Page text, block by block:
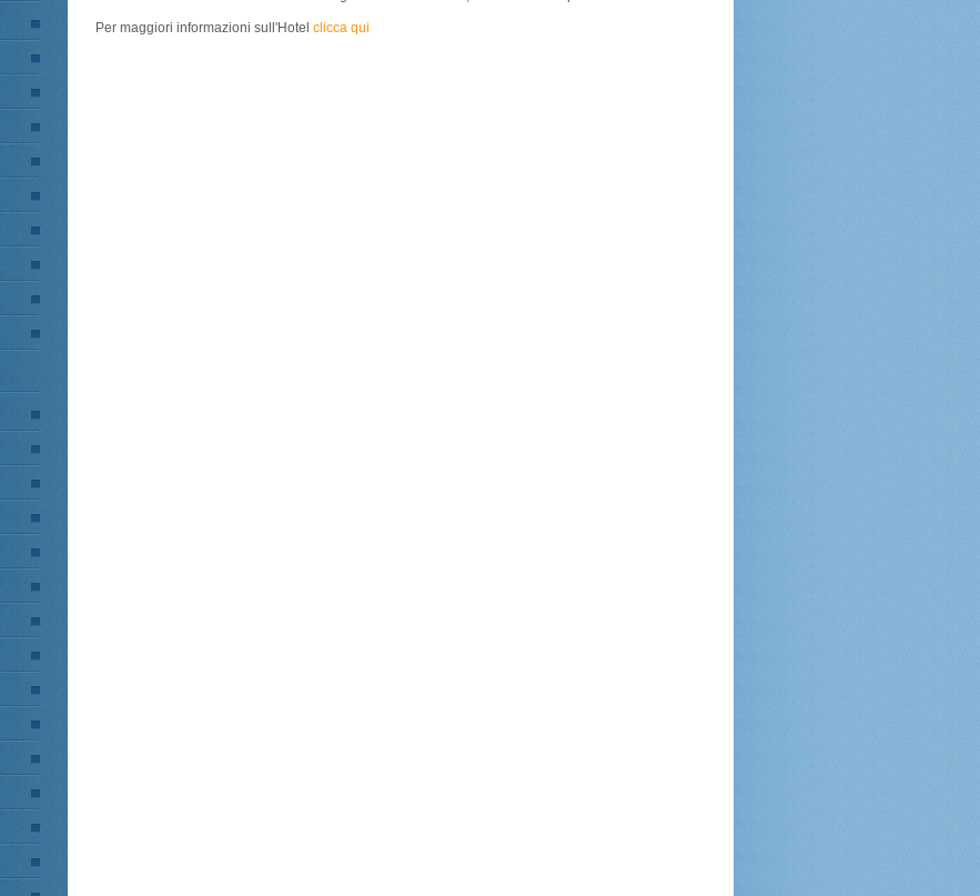
Per maggiori informazioni sull'Hotel clicca qui